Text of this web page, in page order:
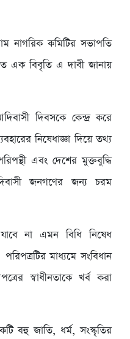
নাগরিক কমিটির সভাপতি
এক বিবৃতি এ দাবী জানায়
দিবসকে কেন্দ্র করে
নিষেধাজ্ঞা দিয়ে তথ্য
এবং দেশের মুক্তবুদ্ধি
জনগণের জন্য চরম
না এমন বিধি নিষেধ
মাধ্যমে সংবিধান
স্বাধীনতাকে খর্ব করা
বহু জাতি, ধর্ম, সংস্কৃতির